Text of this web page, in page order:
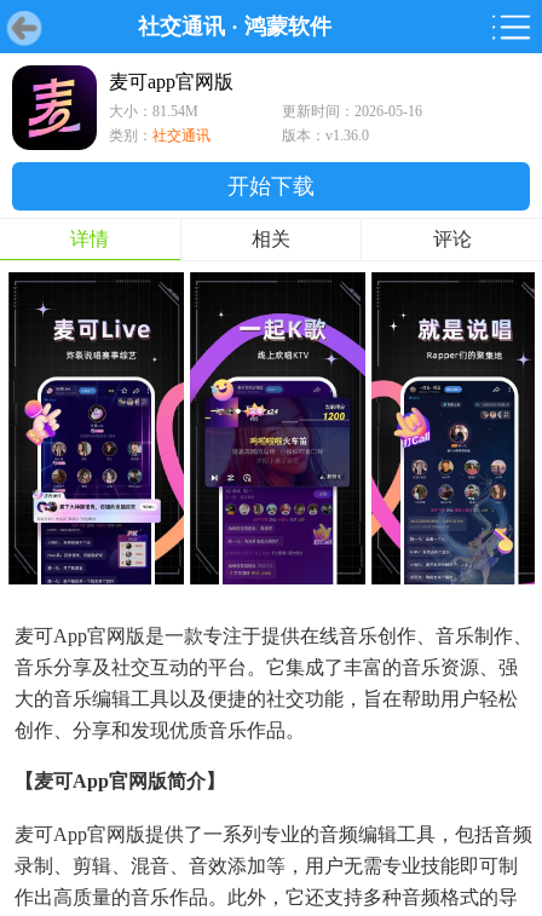
社交通讯 · 鸿蒙软件
首页 游戏 软件
首页 游戏 软件 鸿蒙
游戏
鸿蒙
软件
麦可app官网版
大小：81.54M
更新时间：2026-05-16
类别： 社交通讯 版本：v1.36.0
开始下载
详情 相关 评论
麦可app官网版是一款专注于提供在线音乐创作、音乐制作、
音乐分享及社交互动的平台。它集成了丰富的音乐资源、强
大的音乐编辑工具以及便捷的社交功能，旨在帮助用户轻松
创作、分享和发现优质音乐作品。
【麦可app官网版简介】
麦可app官网版提供了一系列专业的音频编辑工具，包括音频
录制、剪辑、混音、音效添加等，用户无需专业技能即可制
作出高质量的音乐作品。此外，它还支持多种音频格式的导